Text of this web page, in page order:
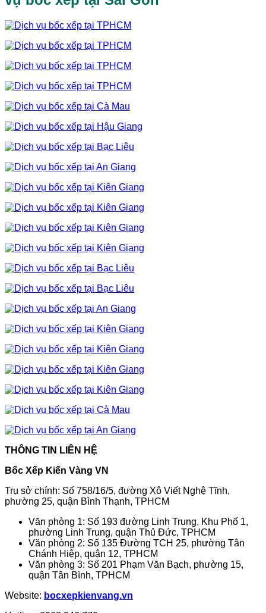
THÔNG TIN LIÊN HỆ
Bốc Xếp Kiến Vàng VN
Trụ sở chính: Số 758/16/5, đường Xô Viết Nghệ Tĩnh,
phường 25, quận Bình Thạnh, TPHCM
Văn phòng 1: Số 193 đường Linh Trung, Khu Phố 1,
phường Linh Trung, quận Thủ Đức, TPHCM
Văn phòng 2: Số 135 Đường TCH 25, phường Tân
Chánh Hiệp, quận 12, TPHCM
Văn phòng 3: Số 201 Phạm Văn Bạch, phường 15,
quận Tân Bình, TPHCM
Website: bocxepkienvang.vn